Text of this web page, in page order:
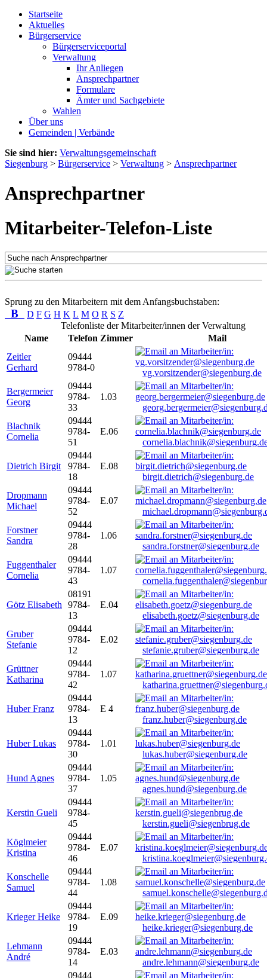
Startseite
Aktuelles
Bürgerservice
Bürgerserviceportal
Verwaltung
Ihr Anliegen
Ansprechpartner
Formulare
Ämter und Sachgebiete
Wahlen
Über uns
Gemeinden | Verbände
Sie sind hier: Verwaltungsgemeinschaft
Siegenburg > Bürgerservice > Verwaltung > Ansprechpartner
Ansprechpartner
Mitarbeiter-Telefon-Liste
Sprung zu den Mitarbeitern mit dem Anfangsbuchstaben:
B D F G H K L M O R S Z
Telefonliste der Mitarbeiter/innen der Verwaltung
Name
Telefon Zimmer
Mail
Zeitler
Gerhard
09444
9784-0
vg.vorsitzender@siegenburg.de
Bergermeier
Georg
09444
9784-
33
1.03
Blachnik
Cornelia
09444
9784-
51
E.06
Dietrich Birgit
09444
9784-
18
E.08
birgit.dietrich@siegenburg.de
Dropmann
Michael
09444
9784-
52
E.07
Forstner
Sandra
09444
9784-
28
1.06
sandra.forstner@siegenburg.de
Fuggenthaler
Cornelia
09444
9784-
43
1.07
Götz Elisabeth
08191
9784-
13
E.04
elisabeth.goetz@siegenburg.de
Gruber
Stefanie
09444
9784-
12
E.02
stefanie.gruber@siegenburg.de
Grüttner
Katharina
09444
9784-
42
1.07
Huber Franz
09444
9784-
13
E 4
franz.huber@siegenburg.de
Huber Lukas
09444
9784-
30
1.01
lukas.huber@siegenburg.de
Hund Agnes
09444
9784-
37
1.05
agnes.hund@siegenburg.de
Kerstin Gueli
09444
9784-
45
kerstin.gueli@siegenbrug.de
Köglmeier
Kristina
09444
9784-
46
E.07
Konschelle
Samuel
09444
9784-
44
1.08
Krieger Heike
09444
9784-
19
E.09
heike.krieger@siegenburg.de
Lehmann
André
09444
9784-
14
E.03
andre.lehmann@siegenburg.de
09444